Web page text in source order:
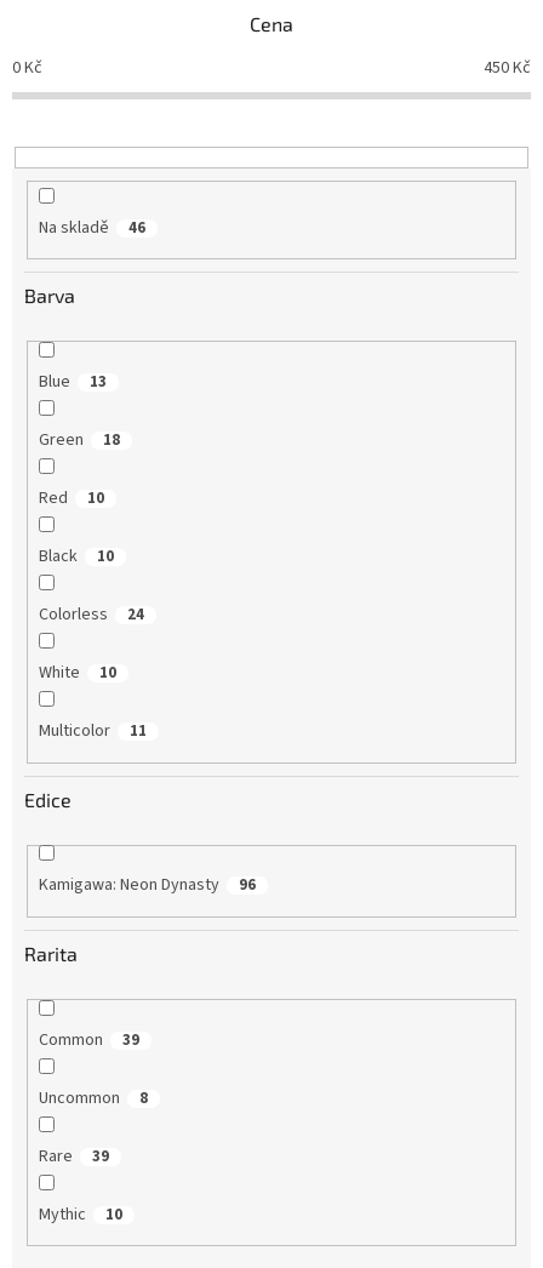
o
d
k
t
Cena
0Kč 450Kč
Na skladě 46
Barva
Blue 13
Green 18
Red 10
Black 10
Colorless 24
White 10
Multicolor 11
Edice
Kamigawa: Neon Dynasty 96
Rarita
Common 39
Uncommon 8
Rare 39
Mythic 10